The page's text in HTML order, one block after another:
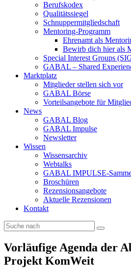
Berufskodex
Qualitätssiegel
Schnuppermitgliedschaft
Mentoring-Programm
Ehrenamt als
Bewirb dich hier als
Special Interest Groups
GABAL – Shared
Marktplatz
Mitglieder stellen sich vor
GABAL Börse
Vorteilsangebote für
News
GABAL Blog
GABAL Impulse
Newsletter
Wissen
Wissensarchiv
Webtalks
GABAL IMPULSE-
Broschüren
Rezensionsangebote
Aktuelle Rezensionen
Kontakt
Vorläufige Agenda der
Projekt KomWeit